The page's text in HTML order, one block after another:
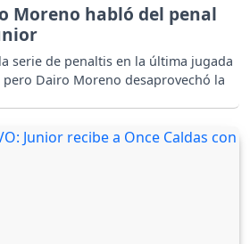
Moreno habló del penal
serie de penaltis en la última jugada
Dairo Moreno desaprovechó la